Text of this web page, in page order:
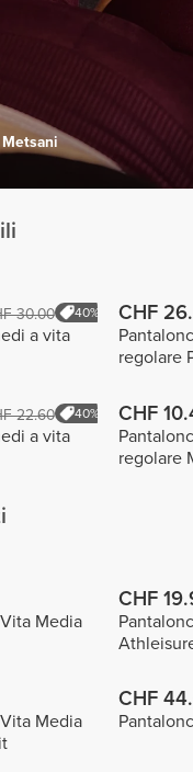
Metsani
30.00 40%
a vita
CHF
regolare
22.60 40%
a vita
CHF
regolare
Media
CHF
Media
CHF